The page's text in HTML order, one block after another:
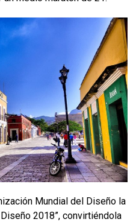
Mundial del Diseño la
2018”, convirtiéndola